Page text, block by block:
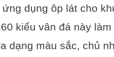
dụng ôp lát cho
kiểu vân đá này
dạng màu sắc, chủ